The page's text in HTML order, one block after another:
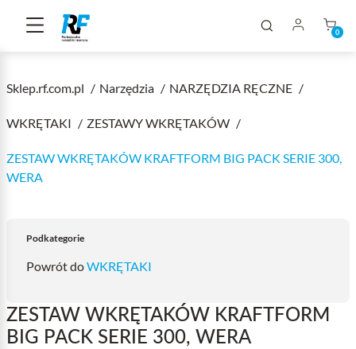
0
Sklep.rf.com.pl Narzędzia NARZĘDZIA RĘCZNE
WKRĘTAKI ZESTAWY WKRĘTAKÓW
ZESTAW WKRĘTAKÓW KRAFTFORM BIG PACK SERIE 300,
WERA
Podkategorie
Powrót doWKRĘTAKI
ZESTAW WKRĘTAKÓW KRAFTFORM
BIG PACK SERIE 300, WERA